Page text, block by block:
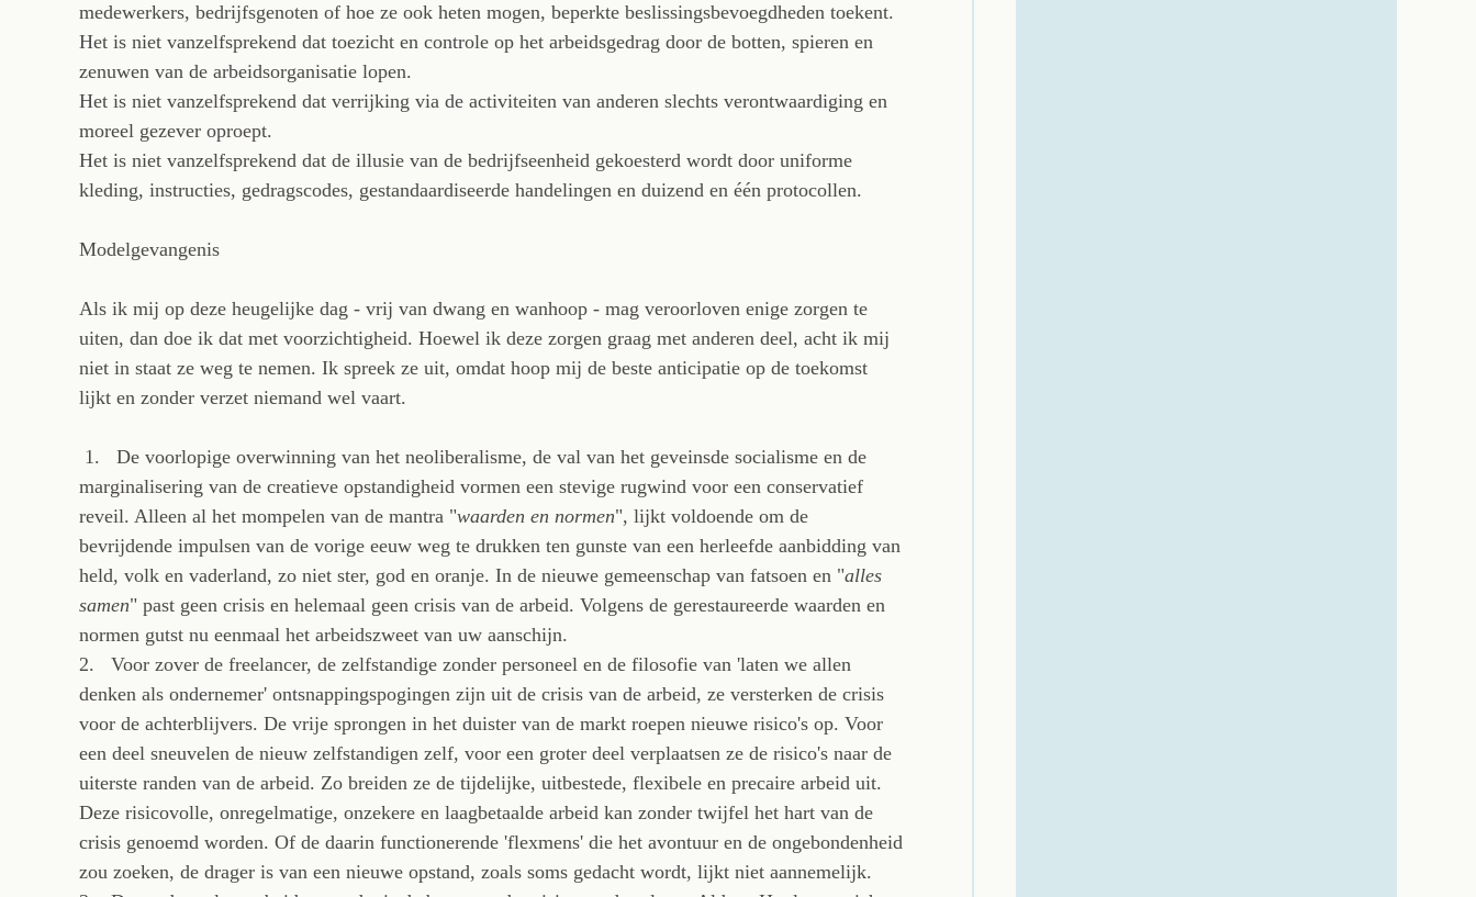
medewerkers, bedrijfsgenoten of hoe ze ook heten mogen, beperkte beslissingsbevoegdheden toekent.
Het is niet vanzelfsprekend dat toezicht en controle op het arbeidsgedrag door de botten, spieren en
zenuwen van de arbeidsorganisatie lopen.
Het is niet vanzelfsprekend dat verrijking via de activiteiten van anderen slechts verontwaardiging en
moreel gezever oproept.
Het is niet vanzelfsprekend dat de illusie van de bedrijfseenheid gekoesterd wordt door uniforme
kleding, instructies, gedragscodes, gestandaardiseerde handelingen en duizend en één protocollen.
Modelgevangenis
Als ik mij op deze heugelijke dag - vrij van dwang en wanhoop - mag veroorloven enige zorgen te
uiten, dan doe ik dat met voorzichtigheid. Hoewel ik deze zorgen graag met anderen deel, acht ik mij
niet in staat ze weg te nemen. Ik spreek ze uit, omdat hoop mij de beste anticipatie op de toekomst
lijkt en zonder verzet niemand wel vaart.
1. De voorlopige overwinning van het neoliberalisme, de val van het geveinsde socialisme en de
marginalisering van de creatieve opstandigheid vormen een stevige rugwind voor een conservatief
reveil. Alleen al het mompelen van de mantra "waarden en normen", lijkt voldoende om de
bevrijdende impulsen van de vorige eeuw weg te drukken ten gunste van een herleefde aanbidding van
held, volk en vaderland, zo niet ster, god en oranje. In de nieuwe gemeenschap van fatsoen en "alles
samen" past geen crisis en helemaal geen crisis van de arbeid. Volgens de gerestaureerde waarden en
normen gutst nu eenmaal het arbeidszweet van uw aanschijn.
2. Voor zover de freelancer, de zelfstandige zonder personeel en de filosofie van 'laten we allen
denken als ondernemer' ontsnappingspogingen zijn uit de crisis van de arbeid, ze versterken de crisis
voor de achterblijvers. De vrije sprongen in het duister van de markt roepen nieuwe risico's op. Voor
een deel sneuvelen de nieuw zelfstandigen zelf, voor een groter deel verplaatsen ze de risico's naar de
uiterste randen van de arbeid. Zo breiden ze de tijdelijke, uitbestede, flexibele en precaire arbeid uit.
Deze risicovolle, onregelmatige, onzekere en laagbetaalde arbeid kan zonder twijfel het hart van de
crisis genoemd worden. Of de daarin functionerende 'flexmens' die het avontuur en de ongebondenheid
zou zoeken, de drager is van een nieuwe opstand, zoals soms gedacht wordt, lijkt niet aannemelijk.